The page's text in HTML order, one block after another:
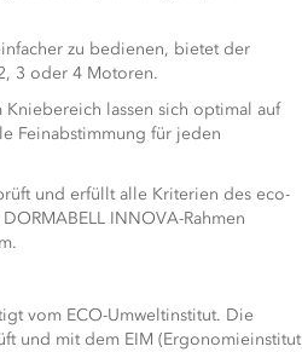
zu bedienen, bietet der
3 oder 4 Motoren.
lassen sich optimal auf
Feinabstimmung für jeden
und erfüllt alle Kriterien des eco-
INNOVA-Rahmen
vom ECO-Umweltinstitut. Die
und mit dem EIM (Ergonomieinstitut